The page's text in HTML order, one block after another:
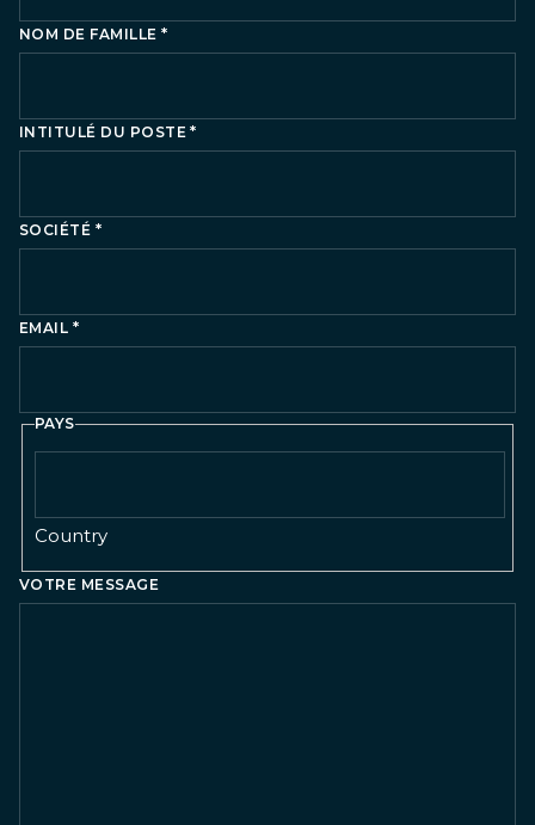
NOM DE FAMILLE *
INTITULÉ DU POSTE *
SOCIÉTÉ *
EMAIL *
PAYS
Country
VOTRE MESSAGE